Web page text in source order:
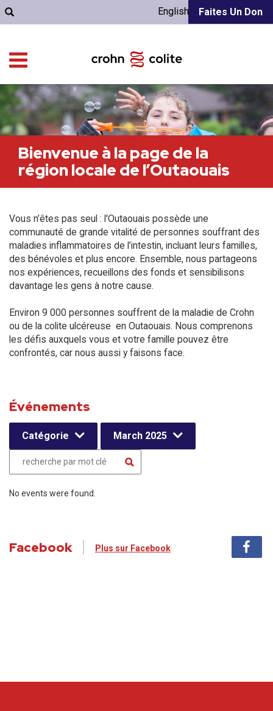
Faites Un Don
English
Bienvenue à la page de la
région locale de l’Outaouais
Vous n’êtes pas seul : l'Outaouais possède une
communauté de grande vitalité de personnes souffrant des
maladies inflammatoires de l’intestin, incluant leurs familles,
des bénévoles et plus encore. Ensemble, nous partageons
nos expériences, recueillons des fonds et sensibilisons
davantage les gens à notre cause.
Environ 9 000 personnes souffrent de la maladie de Crohn
ou de la colite ulcéreuse en Outaouais. Nous comprenons
les défis auxquels vous et votre famille pouvez être
confrontés, car nous aussi y faisons face.
Événements
Catégorie March 2025
No events were found.
Facebook Plus sur Facebook